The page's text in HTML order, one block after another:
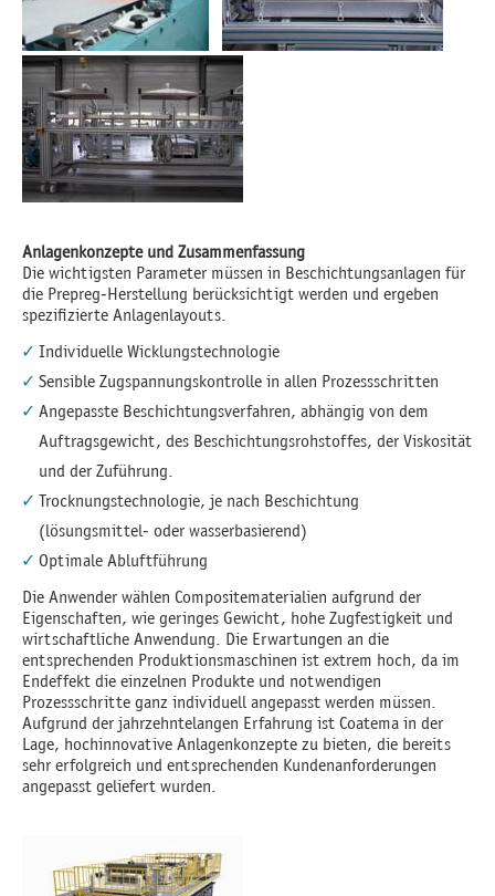
Anlagenkonzepte und Zusammenfassung
Die wichtigsten Parameter müssen in Beschichtungsanlagen für
die Prepreg-Herstellung berücksichtigt werden und ergeben
spezifizierte Anlagenlayouts.
Individuelle Wicklungstechnologie
Sensible Zugspannungskontrolle in allen Prozessschritten
Angepasste Beschichtungsverfahren, abhängig von dem
Auftragsgewicht, des Beschichtungsrohstoffes, der Viskosität
und der Zuführung.
Trocknungstechnologie, je nach Beschichtung
(lösungsmittel- oder wasserbasierend)
Optimale Abluftführung
Die Anwender wählen Compositematerialien aufgrund der
Eigenschaften, wie geringes Gewicht, hohe Zugfestigkeit und
wirtschaftliche Anwendung. Die Erwartungen an die
entsprechenden Produktionsmaschinen ist extrem hoch, da im
Endeffekt die einzelnen Produkte und notwendigen
Prozessschritte ganz individuell angepasst werden müssen.
Aufgrund der jahrzehntelangen Erfahrung ist Coatema in der
Lage, hochinnovative Anlagenkonzepte zu bieten, die bereits
sehr erfolgreich und entsprechenden Kundenanforderungen
angepasst geliefert wurden.